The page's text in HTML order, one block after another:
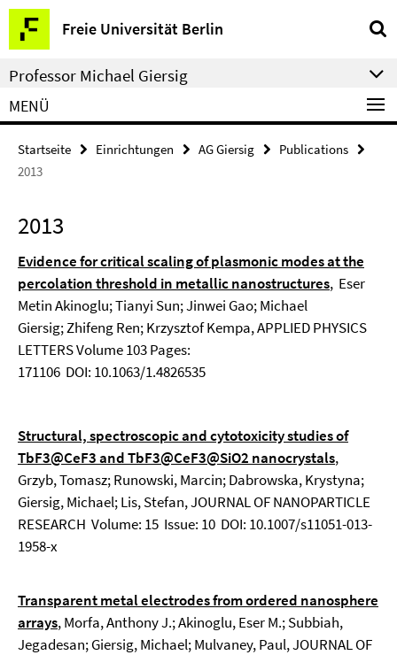
Springe
direkt
zu
Inhalt
Freie Universität Berlin
Service-
Navigation
Professor Michael Giersig
MENÜ
Startseite Einrichtungen AG Giersig
Publications
2013
2013
Evidence for critical scaling of plasmonic modes at the
percolation threshold in metallic nanostructures, Eser
Metin Akinoglu; Tianyi Sun; Jinwei Gao; Michael
Giersig; Zhifeng Ren; Krzysztof Kempa, APPLIED PHYSICS
LETTERS Volume 103 Pages:
171106 DOI: 10.1063/1.4826535
Structural, spectroscopic and cytotoxicity studies of
TbF3@CeF3 and TbF3@CeF3@SiO2 nanocrystals,
Grzyb, Tomasz; Runowski, Marcin; Dabrowska, Krystyna;
Giersig, Michael; Lis, Stefan, JOURNAL OF NANOPARTICLE
RESEARCH Volume: 15 Issue: 10 DOI: 10.1007/s11051-013-
1958-x
Transparent metal electrodes from ordered nanosphere
arrays, Morfa, Anthony J.; Akinoglu, Eser M.; Subbiah,
Jegadesan; Giersig, Michael; Mulvaney, Paul, JOURNAL OF